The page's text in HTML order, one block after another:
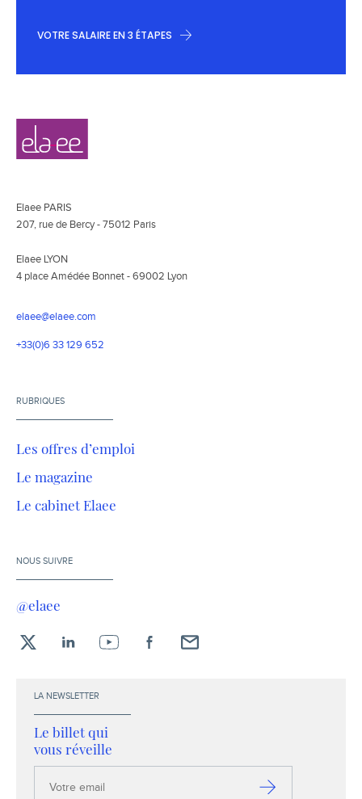
VOTRE SALAIRE EN 3 ÉTAPES
Navigation
secondaire
Elaee
Elaee PARIS
207, rue de Bercy - 75012 Paris
Elaee LYON
4 place Amédée Bonnet - 69002 Lyon
elaee@elaee.com
+33(0)6 33 129 652
RUBRIQUES
Les offres d’emploi
Le magazine
Le cabinet Elaee
NOUS SUIVRE
@elaee
LA NEWSLETTER
Le billet qui
vous réveille
email
S’inscrire